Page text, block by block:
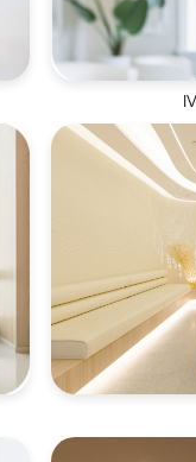
通過靜脈輸液
進吸收